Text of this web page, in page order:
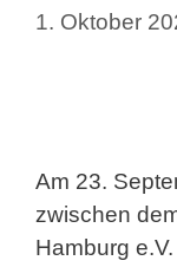
1. Oktober
Am 23.
zwischen
Hamburg